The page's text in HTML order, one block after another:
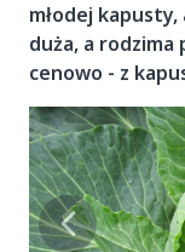
młodej
duża, a rodzima
cenowo - z